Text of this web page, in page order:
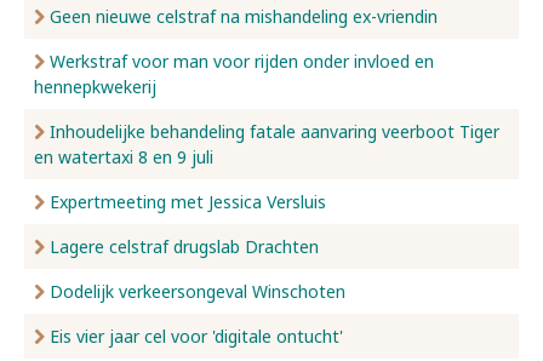
Geen nieuwe celstraf na mishandeling ex-vriendin
Werkstraf voor man voor rijden onder invloed en
hennepkwekerij
Inhoudelijke behandeling fatale aanvaring veerboot Tiger
en watertaxi 8 en 9 juli
Expertmeeting met Jessica Versluis
Lagere celstraf drugslab Drachten
Dodelijk verkeersongeval Winschoten
Eis vier jaar cel voor 'digitale ontucht'